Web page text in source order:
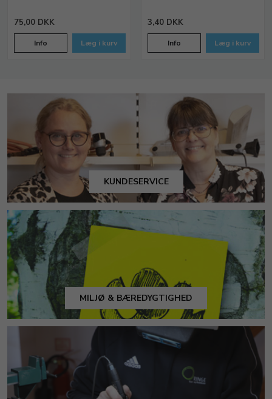
75,00 DKK
Info Læg i kurv
3,40 DKK
Info Læg i kurv
KUNDESERVICE
MILJØ & BÆREDYGTIGHED